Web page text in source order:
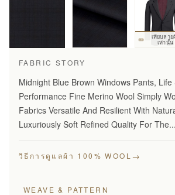
เทียบลาย
เท่านั้น
FABRIC STORY
Midnight Blue Brown Windows Pants, Life
Performance Fine Merino Wool Simply
Fabrics Versatile And Resilient With
Luxuriously Soft Refined Quality For
Stylish…
วิธีการดูแลผ้า 100% WOOL →
WEAVE & PATTERN